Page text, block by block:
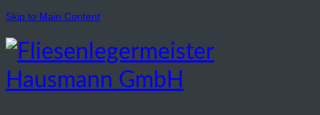
Skip to Main Content